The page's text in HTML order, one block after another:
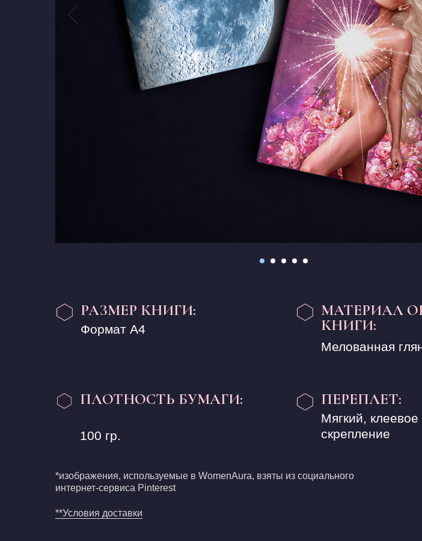
*изображения, используемые в WomenAura, взяты из социального
интернет-сервиса Pinterest
**Условия доставки
РАЗМЕР КНИГИ:
Формат А4
МАТЕРИАЛ
КНИГИ:
Мелованная
ПЛОТНОСТЬ БУМАГИ:
100 гр.
ПЕРЕПЛЕТ:
Мягкий,
скрепление